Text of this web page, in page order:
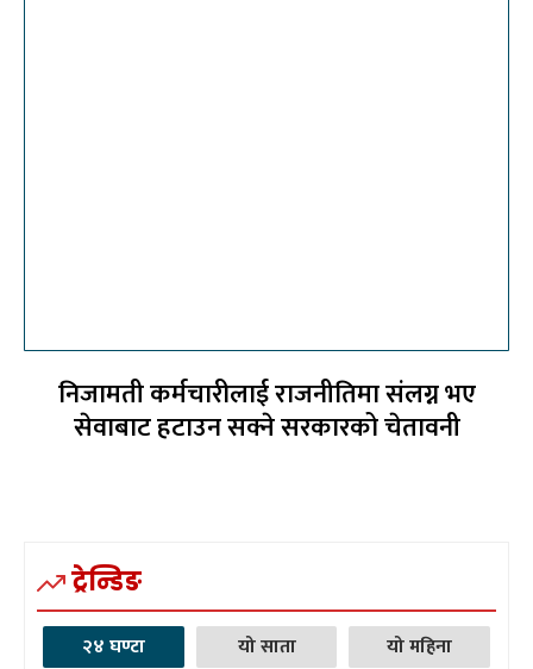
निजामती कर्मचारीलाई राजनीतिमा संलग्न भए
सेवाबाट हटाउन सक्ने सरकारको चेतावनी
ट्रेन्डिङ
२४ घण्टा यो साता यो महिना